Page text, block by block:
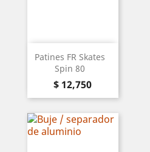
Patines FR Skates
Spin 80
Precio
$ 12,750